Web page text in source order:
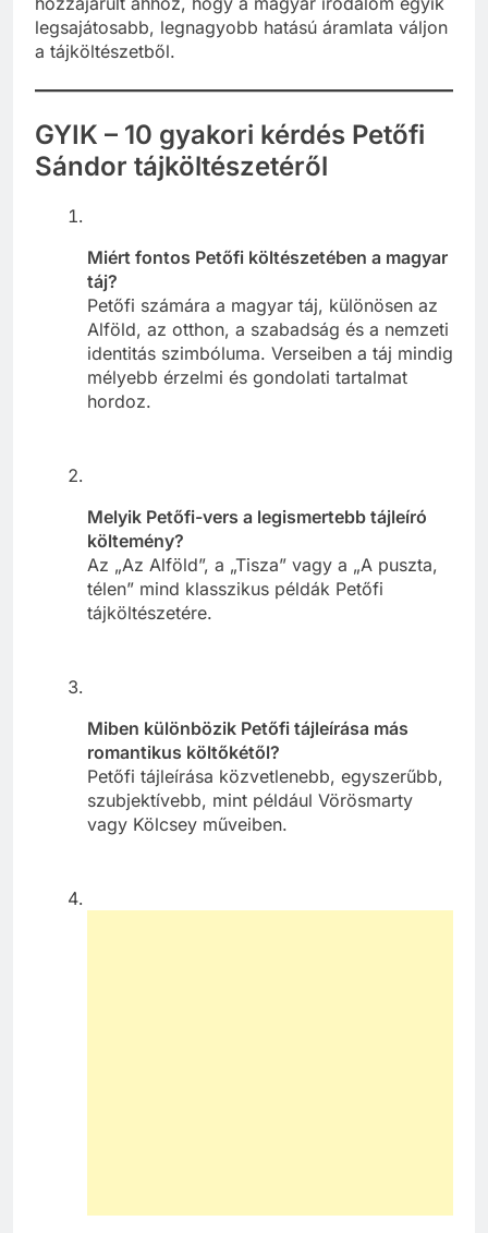
legsajátosabb, legnagyobb hatású áramlata váljon
a tájköltészetből.
GYIK – 10 gyakori kérdés Petőfi
Sándor tájköltészetéről
Miért fontos Petőfi költészetében a magyar
táj?
Petőfi számára a magyar táj, különösen az
Alföld, az otthon, a szabadság és a nemzeti
identitás szimbóluma. Verseiben a táj mindig
mélyebb érzelmi és gondolati tartalmat
hordoz.
Melyik Petőfi-vers a legismertebb tájleíró
költemény?
Az „Az Alföld”, a „Tisza” vagy a „A puszta,
télen” mind klasszikus példák Petőfi
tájköltészetére.
Miben különbözik Petőfi tájleírása más
romantikus költőkétől?
Petőfi tájleírása közvetlenebb, egyszerűbb,
szubjektívebb, mint például Vörösmarty
vagy Kölcsey műveiben.